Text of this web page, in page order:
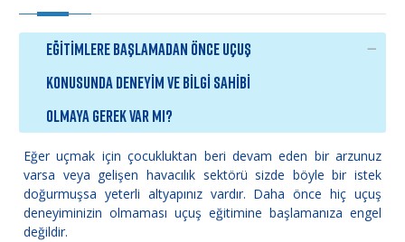
EĞİTİMLERE BAŞLAMADAN ÖNCE UÇUŞ
KONUSUNDA DENEYİM VE BİLGİ SAHİBİ
OLMAYA GEREK VAR MI?
Eğer uçmak için çocukluktan beri devam eden bir arzunuz
varsa veya gelişen havacılık sektörü sizde böyle bir istek
doğurmuşsa yeterli altyapınız vardır. Daha önce hiç uçuş
deneyiminizin olmaması uçuş eğitimine başlamanıza engel
değildir.